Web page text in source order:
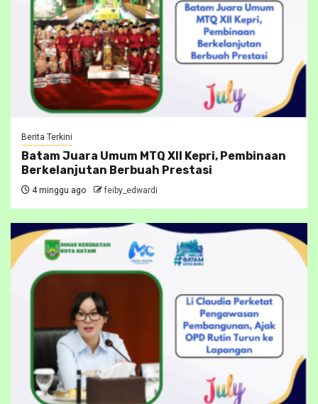
Berita Terkini
Batam Juara Umum MTQ XII Kepri, Pembinaan
Berkelanjutan Berbuah Prestasi
4 minggu ago feiby_edwardi